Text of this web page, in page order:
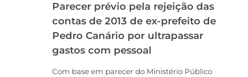
Parecer prévio pela rejeição das
contas de 2013 de ex-prefeito de
Pedro Canário por ultrapassar
gastos com pessoal
Com base em parecer do Ministério Público